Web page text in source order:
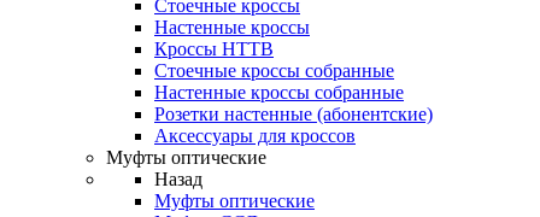
Стоечные кроссы
Настенные кроссы
Кроссы HTTB
Стоечные кроссы собранные
Настенные кроссы собранные
Розетки настенные (абонентские)
Аксессуары для кроссов
Муфты оптические
Назад
Муфты оптические